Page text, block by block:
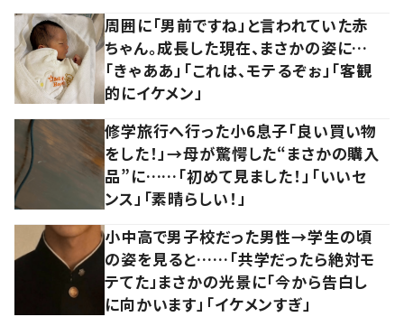
周囲に「男前ですね」と言われていた赤
ちゃん。成長した現在、まさかの姿に…
「きゃああ」「これは、モテるぞぉ」「客観
的にイケメン」
修学旅行へ行った小6息子「良い買い物
をした！」→母が驚愕した“まさかの購入
品”に……「初めて見ました！」「いいセ
ンス」「素晴らしい！」
小中高で男子校だった男性→学生の頃
の姿を見ると……「共学だったら絶対モ
テてた」まさかの光景に「今から告白し
に向かいます」「イケメンすぎ」